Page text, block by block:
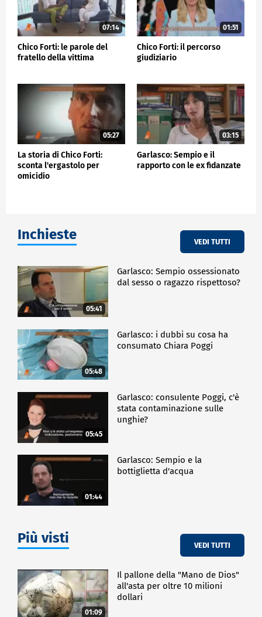
07:14
Chico Forti: le parole del
fratello della vittima
01:51
Chico Forti: il percorso
giudiziario
05:27
La storia di Chico Forti:
sconta l'ergastolo per
omicidio
03:15
Garlasco: Sempio e il
rapporto con le ex fidanzate
Inchieste VEDI TUTTI
05:41
Garlasco: Sempio ossessionato
dal sesso o ragazzo rispettoso?
05:48
Garlasco: i dubbi su cosa ha
consumato Chiara Poggi
05:45
Garlasco: consulente Poggi, c'è
stata contaminazione sulle
unghie?
01:44
Garlasco: Sempio e la
bottiglietta d'acqua
Più visti VEDI TUTTI
01:09
Il pallone della "Mano de Dios"
all'asta per oltre 10 milioni
dollari